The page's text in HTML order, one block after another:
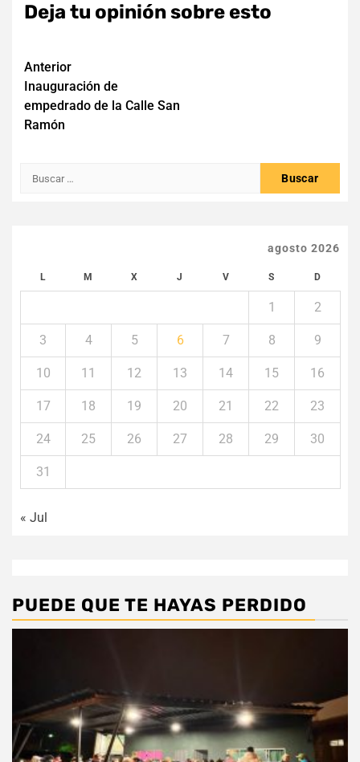
Deja tu opinión sobre esto
Navegación
de
entradas
Anterior
Inauguración de
empedrado de la Calle San
Ramón
Buscar:
agosto 2026
L M X J V S D
1 2
3 4 5 6 7 8 9
10 11 12 13 14 15 16
17 18 19 20 21 22 23
24 25 26 27 28 29 30
31
« Jul
PUEDE QUE TE HAYAS PERDIDO